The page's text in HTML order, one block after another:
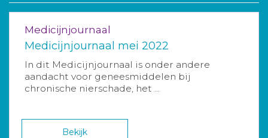
Medicijnjournaal
Medicijnjournaal mei 2022
In dit Medicijnjournaal is onder andere
aandacht voor geneesmiddelen bij
chronische nierschade, het ...
Bekijk